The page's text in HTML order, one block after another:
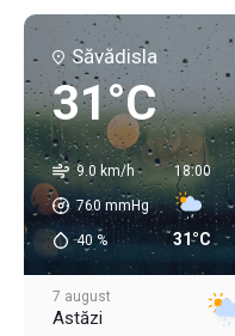
Săvădisla
31°C
9.0 km/h
760mmHg
40 %
18:00
31°C
7 august
Astăzi